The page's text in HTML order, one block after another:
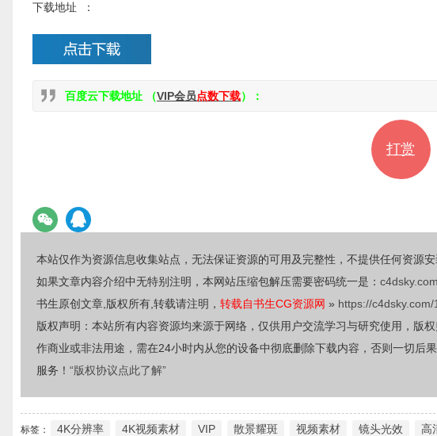
下载地址 ：
百度云下载地址 （VIP会员点数下载）：
打赏
本站仅作为资源信息收集站点，无法保证资源的可用及完整性，不提供任何资源安
如果文章内容介绍中无特别注明，本网站压缩包解压需要密码统一是： c4dsky.com
书生原创文章,版权所有,转载请注明， 转载自书生CG资源网 » https://
版权声明：本站所有内容资源均来源于网络，仅供用户交流学习与研究使用，版
作商业或非法用途，需在24小时内从您的设备中彻底删除下载内容，否则一切后
服务！ “版权协议点此了解”
标签： 4K分辨率 4K视频素材 VIP 散景耀斑 视频素材 镜头光效 高